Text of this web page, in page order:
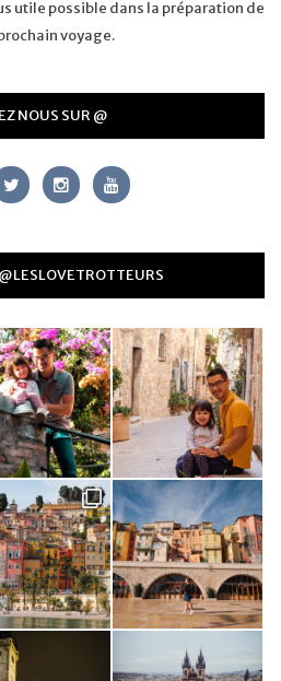
utile possible dans la préparation de
voyage.
NOUS SUR @